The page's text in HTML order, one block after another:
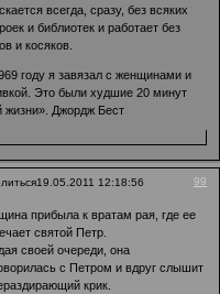
всегда, сразу, без всяких
и библиотек и работает без
и косяков.
году я завязал с женщинами и
Это были худшие 20 минут
жизни». Джордж Бест
99
19.05.2011 12:18:56
прибыла к вратам рая, где ее
святой Петр.
своей очереди, она
с Петром и вдруг слышит
крик.